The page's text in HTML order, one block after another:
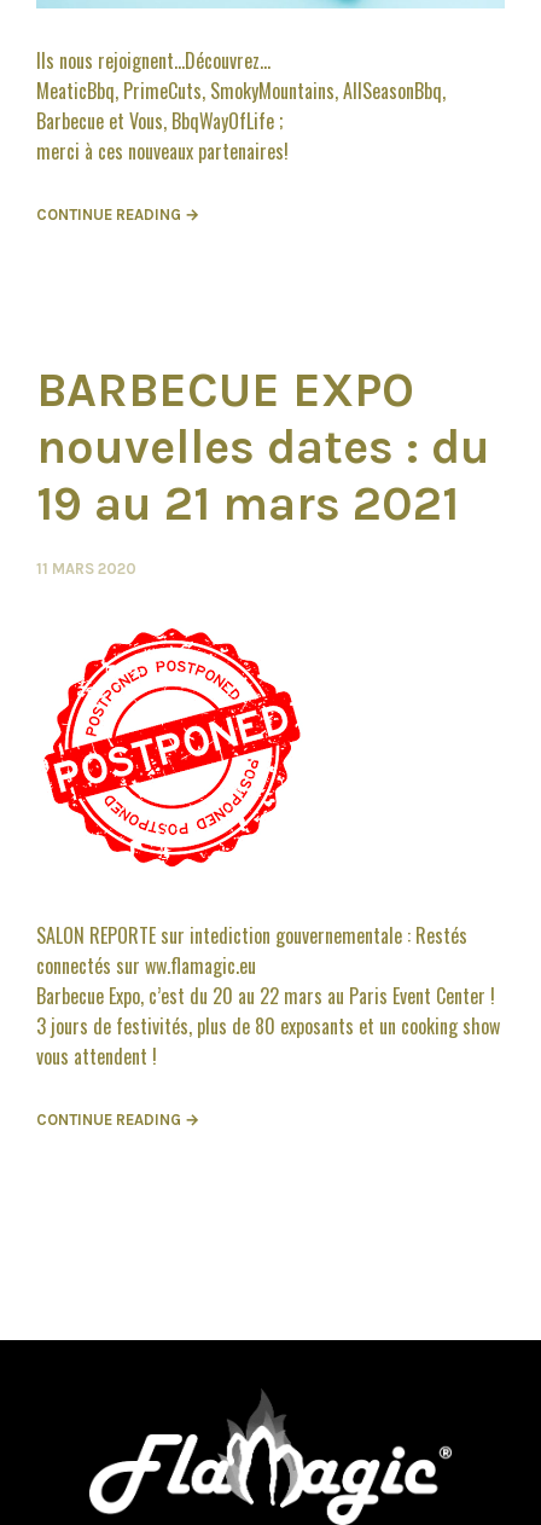
Ils nous rejoignent…Découvrez…
MeaticBbq, PrimeCuts, SmokyMountains, AllSeasonBbq,
Barbecue et Vous, BbqWayOfLife ;
merci à ces nouveaux partenaires!
CONTINUE READING →
BARBECUE EXPO
nouvelles dates : du
19 au 21 mars 2021
11 MARS 2020
SALON REPORTE sur intediction gouvernementale : Restés
connectés sur ww.flamagic.eu
Barbecue Expo, c’est du 20 au 22 mars au Paris Event Center !
3 jours de festivités, plus de 80 exposants et un cooking show
vous attendent !
CONTINUE READING →
Nous utilisons des cookies pour vous garantir la meilleure